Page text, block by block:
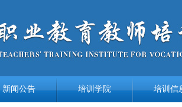
新闻公告 培训学院 培训信